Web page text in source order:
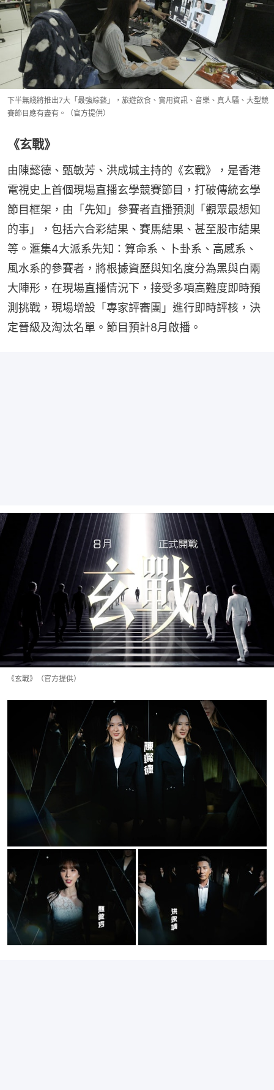
下半無綫將推出7大「最強綜藝」，旅遊飲食、實用資訊、音樂、真人騷、大型競
賽節目應有盡有。（官方提供）
《玄戰》
由陳懿德、甄敏芳、洪成城主持的《玄戰》，是香港
電視史上首個現場直播玄學競賽節目，打破傳統玄學
節目框架，由「先知」參賽者直播預測「觀眾最想知
的事」，包括六合彩結果、賽馬結果、甚至股市結果
等。滙集4大派系先知：算命系、卜卦系、高感系、
風水系的參賽者，將根據資歷與知名度分為黑與白兩
大陣形，在現場直播情況下，接受多項高難度即時預
測挑戰，現場增設「專家評審團」進行即時評核，決
定晉級及淘汰名單。節目預計8月啟播。
《玄戰》（官方提供）